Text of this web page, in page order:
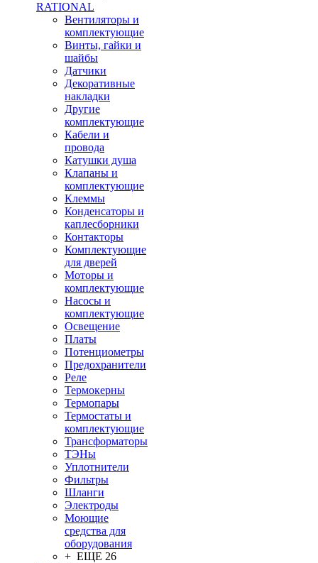
RATIONAL
Вентиляторы и
комплектующие
Винты, гайки и
шайбы
Датчики
Декоративные
накладки
Другие
комплектующие
Кабели и
провода
Катушки душа
Клапаны и
комплектующие
Клеммы
Конденсаторы и
каплесборники
Контакторы
Комплектующие
для дверей
Моторы и
комплектующие
Насосы и
комплектующие
Освещение
Платы
Потенциометры
Предохранители
Реле
Термокерны
Термопары
Термостаты и
комплектующие
Трансформаторы
ТЭНы
Уплотнители
Фильтры
Шланги
Электроды
Моющие
средства для
оборудования
+ ЕЩЕ 26